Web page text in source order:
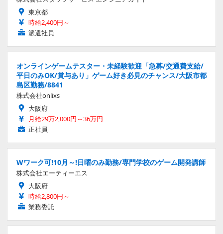
東京都
時給2,400円～
派遣社員
オンラインゲームテスター・未経験歓迎「急募/交通費支給/
平日のみOK/賞与あり」ゲーム好き必見のチャンス/大阪市都
島区勤務/8841
株式会社onlixs
大阪府
月給29万2,000円～36万円
正社員
Wワーク可!10月～!日曜のみ勤務/専門学校のゲーム開発講師
株式会社エーティーエス
大阪府
時給2,800円～
業務委託